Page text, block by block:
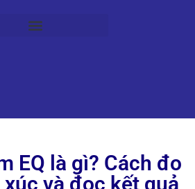
EQ là gì? Cách đo
và đọc kết quả